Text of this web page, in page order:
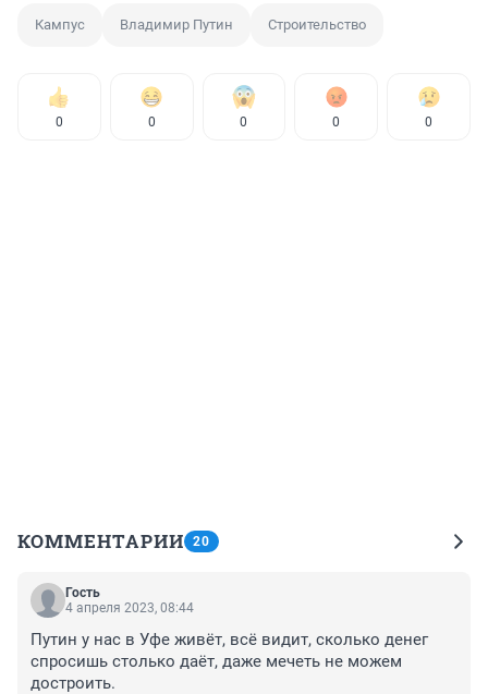
Кампус Владимир Путин Строительство
0 0 0 0 0
КОММЕНТАРИИ 20
Гость
4 апреля 2023, 08:44
Путин у нас в Уфе живёт, всё видит, сколько денег
спросишь столько даёт, даже мечеть не можем
достроить.